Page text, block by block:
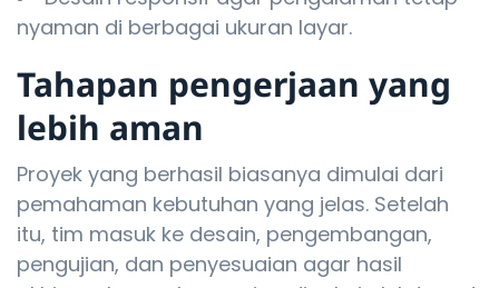
nyaman di berbagai ukuran layar.
Tahapan pengerjaan yang
lebih aman
Proyek yang berhasil biasanya dimulai dari
pemahaman kebutuhan yang jelas. Setelah
itu, tim masuk ke desain, pengembangan,
pengujian, dan penyesuaian agar hasil